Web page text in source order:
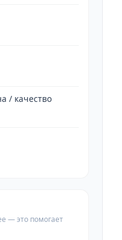
/ качество
— это помогает